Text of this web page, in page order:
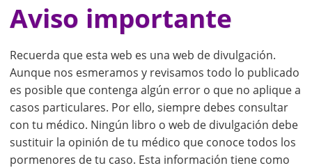
Aviso importante
Recuerda que esta web es una web de divulgación.
Aunque nos esmeramos y revisamos todo lo publicado
es posible que contenga algún error o que no aplique a
casos particulares. Por ello, siempre debes consultar
con tu médico. Ningún libro o web de divulgación debe
sustituir la opinión de tu médico que conoce todos los
pormenores de tu caso. Esta información tiene como